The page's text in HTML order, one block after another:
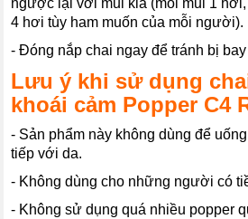
ngược lại với mũi kia (mỗi mũi 1
4 hơi tùy ham muốn của mỗi người).
- Đóng nắp chai ngay để tránh bị
Lưu ý khi sử dụng
khoái cảm Popper C4
- Sản phẩm này không dùng để
tiếp với da.
- Không dùng cho những người có
- Không sử dụng quá nhiều popper